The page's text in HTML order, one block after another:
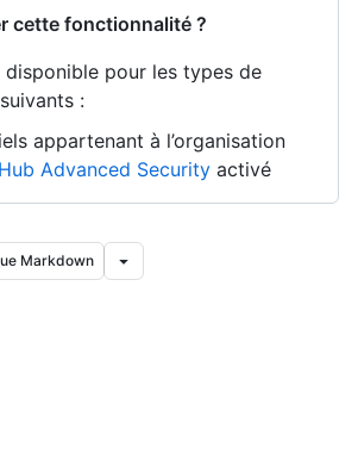
cette fonctionnalité ?
disponible pour les types de
:
appartenant à l’organisation
Advanced Security activé
Markdown